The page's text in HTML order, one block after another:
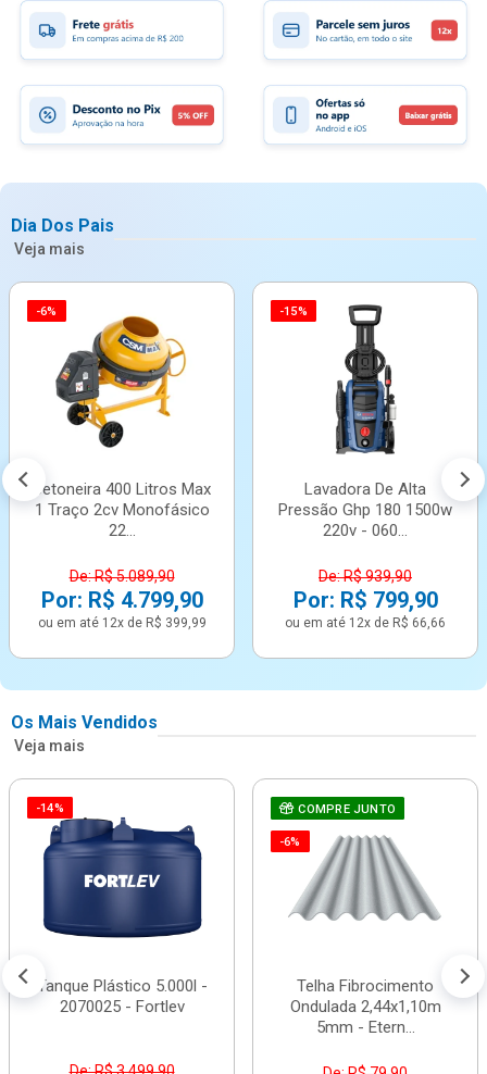
Dia Dos Pais
Veja mais
-6%
Betoneira 400 Litros Max
1 Traço 2cv Monofásico
22...
De: R$ 5.089,90
Por: R$ 4.799,90
ou em até 12x de R$ 399,99
-15%
Lavadora De Alta
Pressão Ghp 180 1500w
220v - 060...
De: R$ 939,90
Por: R$ 799,90
ou em até 12x de R$ 66,66
Os Mais Vendidos
Veja mais
-14%
Tanque Plástico 5.000l -
2070025 - Fortlev
COMPRE JUNTO
-6%
Telha Fibrocimento
Ondulada 2,44x1,10m
5mm - Etern...